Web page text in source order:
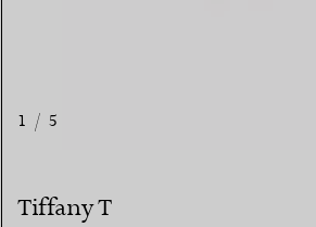
1 / 5
Tiffany T